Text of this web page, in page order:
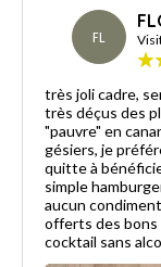
FL
très joli cadre,
très déçus des plats : - une salade périgourdine très
"pauvre" en canard avec seulement 3 petits
gésiers, je
quitte à
simple
aucun
offerts des bons
cocktail sans